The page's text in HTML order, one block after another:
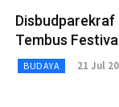
Disbudparekraf
Tembus
BUDAYA 21 Jul